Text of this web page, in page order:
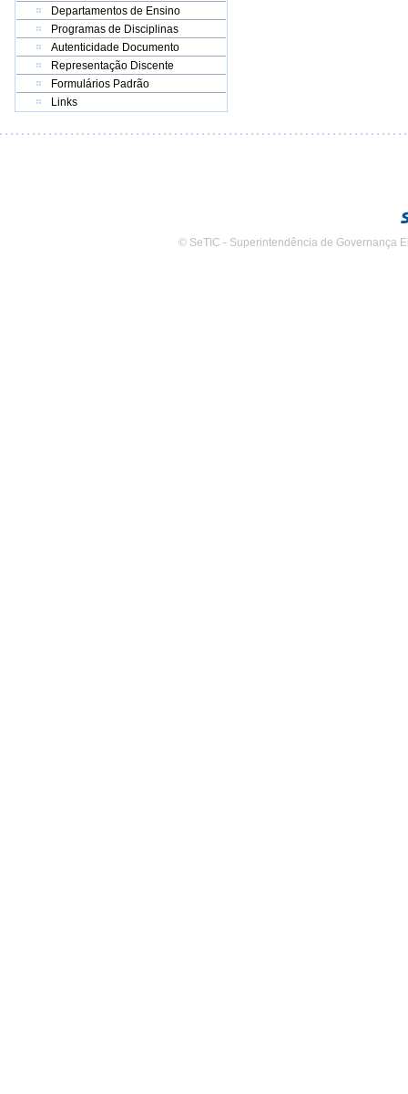
Departamentos de Ensino
Programas de Disciplinas
Autenticidade Documento
Representação Discente
Formulários Padrão
Links
© SeTIC - Superintendência de Governança